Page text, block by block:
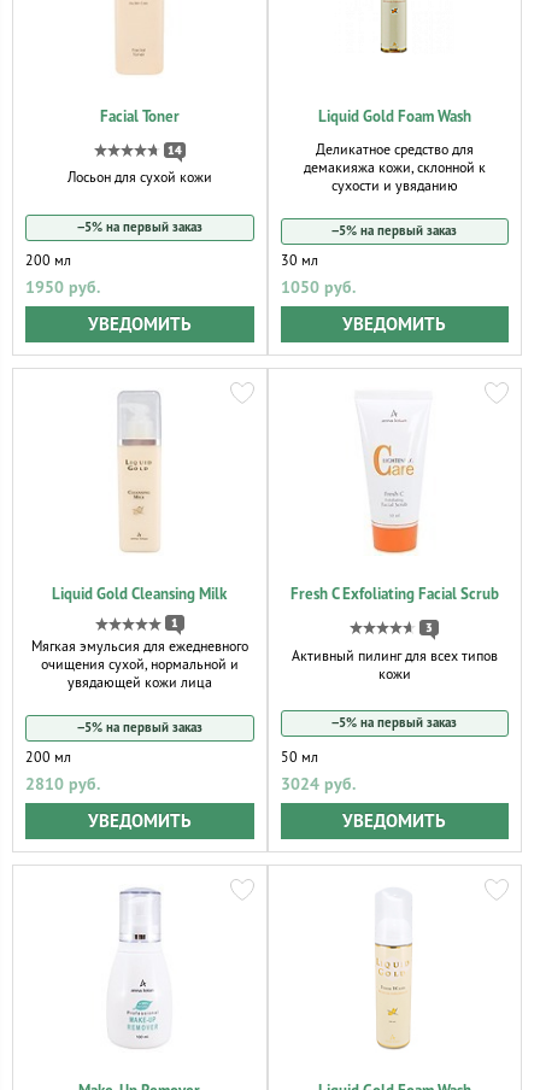
Facial Toner
14
Лосьон для сухой кожи
−5% на первый заказ
200 мл
1950 руб.
УВЕДОМИТЬ
Liquid Gold Foam Wash
Деликатное средство для
демакияжа кожи, склонной к
сухости и увяданию
−5% на первый заказ
30 мл
1050 руб.
УВЕДОМИТЬ
Liquid Gold Cleansing Milk
1
Мягкая эмульсия для ежедневного
очищения сухой, нормальной и
увядающей кожи лица
−5% на первый заказ
200 мл
2810 руб.
УВЕДОМИТЬ
Fresh C Exfoliating Facial Scrub
3
Активный пилинг для всех типов
кожи
−5% на первый заказ
50 мл
3024 руб.
УВЕДОМИТЬ